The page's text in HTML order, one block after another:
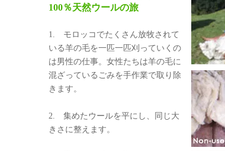
100％天然ウールの旅
1. モロッコでたくさん放牧されて
いる羊の毛を一匹一匹刈っていくの
は男性の仕事。女性たちは羊の毛に
混ざっているごみを手作業で取り除
きます。
2. 集めたウールを平にし、同じ大
きさに整えます。